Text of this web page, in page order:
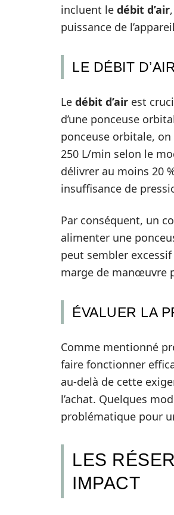
incluent le débit d’air
puissance de
LE DÉBIT
Le débit d’air est
d’une ponceuse
ponceuse orbitale,
250 L/min selon le
délivrer au moins 20
insuffisance de
Par conséquent, un
alimenter une
peut sembler
marge de manœuvre
ÉVALUER LA
Comme mentionné
faire fonctionner
au-delà de cette
l’achat. Quelques
problématique pour
LES
IMPACT